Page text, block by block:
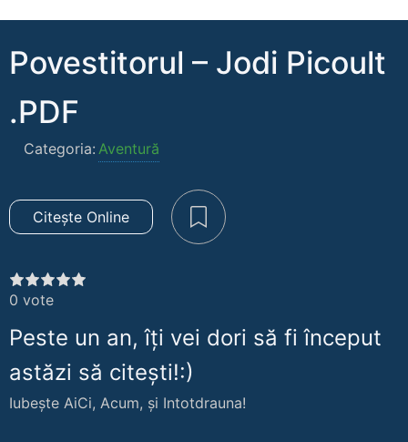
Povestitorul – Jodi Picoult
.PDF
Categoria: Aventură
Citește Online
0 vote
Peste un an, îți vei dori să fi început
astăzi să citești!:)
Iubește AiCi, Acum, și Intotdrauna!